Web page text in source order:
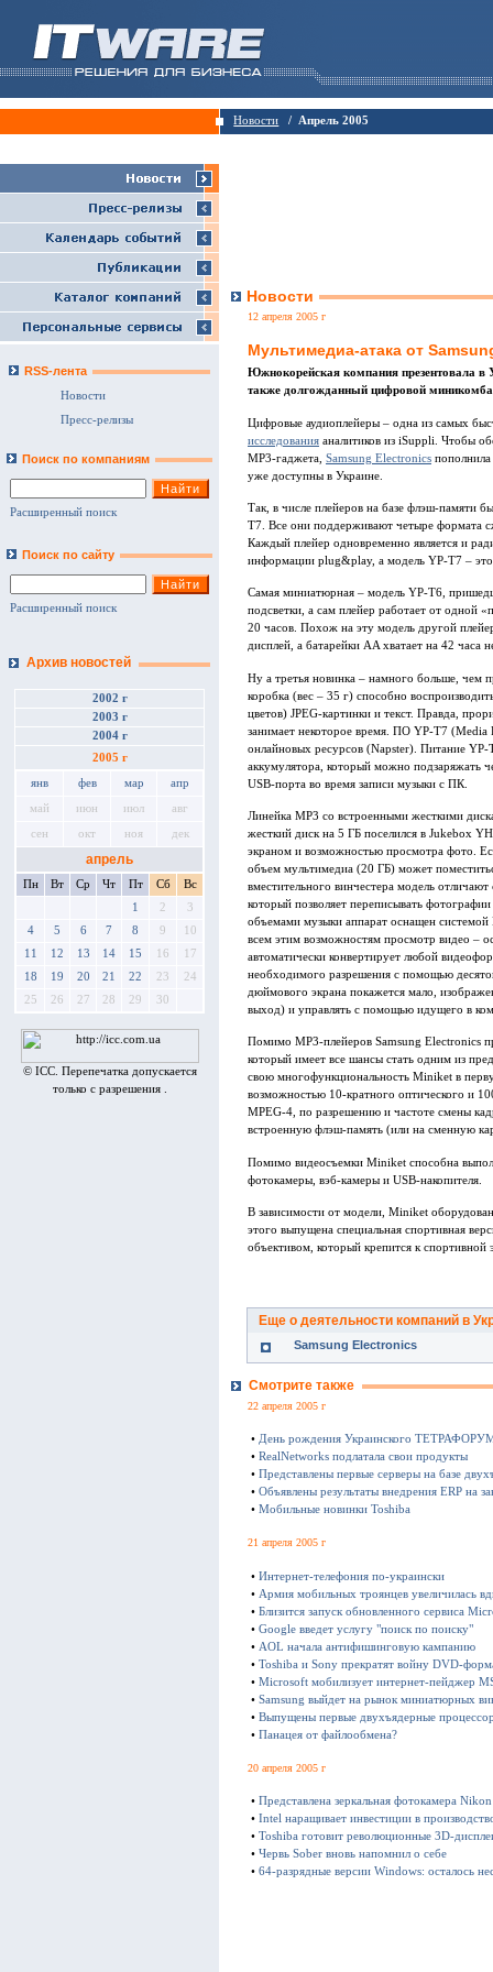
Новости / Апрель 2005
RSS-лента
Новости
Пресс-релизы
Поиск по компаниям
Расширенный поиск
Поиск по сайту
Расширенный поиск
Архив новостей
2002 г
2003 г
2004 г
2005 г
янв фев мар апр
май июн июл авг
сен окт ноя дек
апрель
Пн Вт Ср Чт Пт Сб
Вс
1
2
3
4
5 6 7 8 9
10
11
12 13 14 15 16
17
18
19 20 21 22 23
24
25
26 27 28 29 30
© ICC. Перепечатка допускается
только с разрешения .
Новости
12 апреля 2005 г
Мультимедиа-атака от
Южнокорейская компания презентовала
также долгожданный цифровой
Цифровые аудиоплейеры – одна из самых
исследования аналитиков из iSuppli. Чтобы
MP3-гаджета, Samsung Electronics
уже доступны в Украине.
Так, в числе плейеров на базе флэш-памяти
T7. Все они поддерживают четыре формата
Каждый плейер одновременно является и
информации plug&play, а модель YP-Т7 – это
Самая миниатюрная – модель YP-T6,
подсветки, а сам плейер работает от одной
20 часов. Похож на эту модель другой
дисплей, а батарейки AA хватает на 42 часа
Ну а третья новинка – намного больше, чем
коробка (вес – 35 г) способно
цветов) JPEG-картинки и текст. Правда,
занимает некоторое время. ПО YP-Т7 (Media
онлайновых ресурсов (Napster). Питание YP-
аккумулятора, который можно подзаряжать
USB-порта во время записи музыки с ПК.
Линейка MP3 со встроенными жесткими
жесткий диск на 5 ГБ поселился в Jukebox
экраном и возможностью просмотра фото.
объем мультимедиа (20 ГБ) может
вместительного винчестера модель
который позволяет переписывать
объемами музыки аппарат оснащен
всем этим возможностям просмотр видео –
автоматически конвертирует любой
необходимого разрешения с помощью
дюймового экрана покажется мало,
выход) и управлять с помощью идущего в
Помимо MP3-плейеров Samsung Electronics
который имеет все шансы стать одним из
свою многофункциональность Miniket в
возможностью 10-кратного оптического и
MPEG-4, по разрешению и частоте смены
встроенную флэш-память (или на сменную
Помимо видеосъемки Miniket способна
фотокамеры, вэб-камеры и USB-накопителя.
В зависимости от модели, Miniket
этого выпущена специальная спортивная
объективом, который крепится к
Еще о деятельности компаний в
Samsung Electronics
Смотрите также
22 апреля 2005 г
• День рождения Украинского
• RealNetworks подлатала свои продукты
• Представлены первые серверы на базе
• Объявлены результаты внедрения ERP на
• Мобильные новинки Toshiba
21 апреля 2005 г
• Интернет-телефония по-украински
• Армия мобильных троянцев увеличилась
• Близится запуск обновленного сервиса
• Google введет услугу "поиск по поиску"
• AOL начала антифишинговую кампанию
• Toshiba и Sony прекратят войну DVD-
• Microsoft мобилизует интернет-пейджер
• Samsung выйдет на рынок миниатюрных
• Выпущены первые двухъядерные
• Панацея от файлообмена?
20 апреля 2005 г
• Представлена зеркальная фотокамера
• Intel наращивает инвестиции в
• Toshiba готовит революционные 3D-
• Червь Sober вновь напомнил о себе
• 64-разрядные версии Windows: осталось